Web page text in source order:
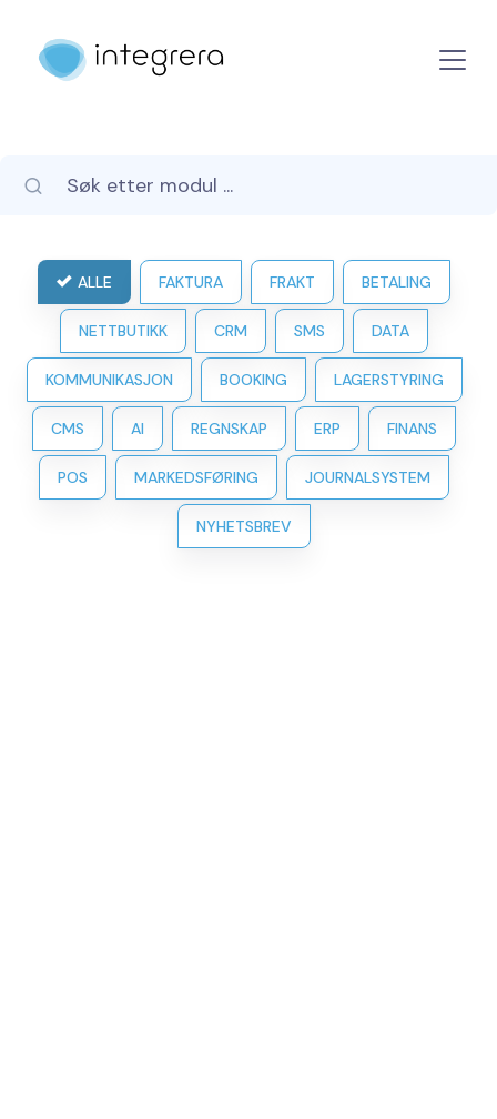
ALLE FAKTURA FRAKT BETALING
NETTBUTIKK CRM SMS DATA
KOMMUNIKASJON BOOKING LAGERSTYRING
CMS AI REGNSKAP ERP FINANS
POS MARKEDSFØRING JOURNALSYSTEM
NYHETSBREV